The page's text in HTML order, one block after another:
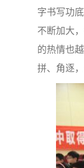
字书写功
不断加大
的热情也
拼、角逐